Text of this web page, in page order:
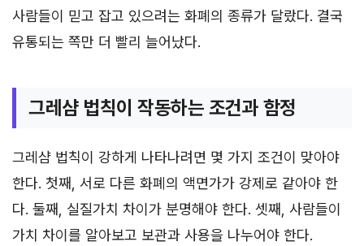
사람들이 믿고 잡고 있으려는 화폐의 종류가 달랐다. 결국
유통되는 쪽만 더 빨리 늘어났다.
그레샴 법칙이 작동하는 조건과 함정
그레샴 법칙이 강하게 나타나려면 몇 가지 조건이 맞아야
한다. 첫째, 서로 다른 화폐의 액면가가 강제로 같아야 한
다. 둘째, 실질가치 차이가 분명해야 한다. 셋째, 사람들이
가치 차이를 알아보고 보관과 사용을 나누어야 한다.